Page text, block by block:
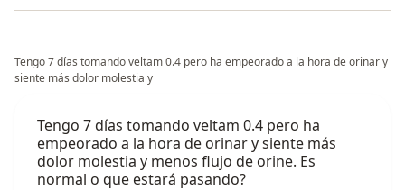
Tengo 7 días tomando veltam 0.4 pero ha empeorado a la hora de orinar y
siente más dolor molestia y
Tengo 7 días tomando veltam 0.4 pero ha
empeorado a la hora de orinar y siente más
dolor molestia y menos flujo de orine. Es
normal o que estará pasando?